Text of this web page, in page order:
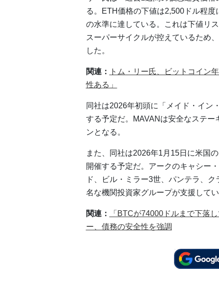
る。ETH価格の下値は2,500ドル程
の水準に達している。これは下値リ
スーパーサイクルが控えているため
した。
関連：
トム・リー氏、ビットコイン
性ある」
同社は2026年初頭に「メイド・イン
する予定だ。MAVANは安全なステ
ンとなる。
また、同社は2026年1月15日に米国
開催する予定だ。アークのキャシー
ド、ビル・ミラー3世、パンテラ、
名な機関投資家グループが支援して
関連：
「BTCが74000ドルまで下落
ー、債務の安全性を強調